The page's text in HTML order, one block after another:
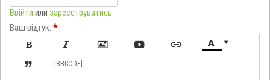
Ввійти или зареєструватись
Ваш відгук: *

     
 [BBCODE]